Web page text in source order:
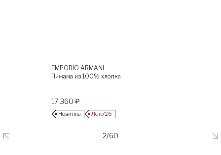
EMPORIO ARMANI
Пижама из 100% хлопка
17 360 ₽
Новинка Лето’26
2/60